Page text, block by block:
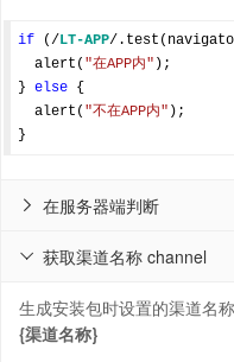
if (/LT-APP/
  alert(
"在APP内" );
} else {
  alert(
"不在APP内" );
在服务器端判断

获取渠道名称 channel

生成安装包时设置的渠道名
{渠道名称}